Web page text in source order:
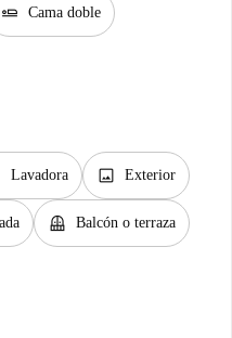
airline_seat_flat Cama doble
Lavadora image Exterior
balcony Balcón o terraza